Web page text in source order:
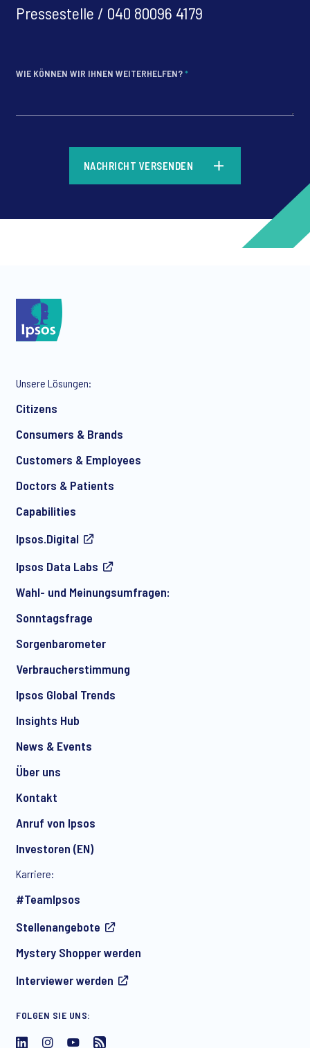
Pressestelle / 040 80096 4179
WIE KÖNNEN WIR IHNEN WEITERHELFEN?*
Marketingmitteilungen über Produkte und Dienstleistungen
Artikeln von Ipsos zu erhalten. Sie können Ihre Zustimmung
jederzeit mit Wirkung für die Zukunft widerrufen.
NACHRICHT VERSENDEN
Unsere Lösungen:
Citizens
Consumers & Brands
Customers & Employees
Doctors & Patients
Capabilities
Ipsos.Digital
Ipsos Data Labs
Wahl- und Meinungsumfragen:
Sonntagsfrage
Sorgenbarometer
Verbraucherstimmung
Ipsos Global Trends
Insights Hub
News & Events
Über uns
Kontakt
Anruf von Ipsos
Investoren (EN)
Karriere:
#TeamIpsos
Stellenangebote
Mystery Shopper werden
Interviewer werden
FOLGEN SIE UNS: